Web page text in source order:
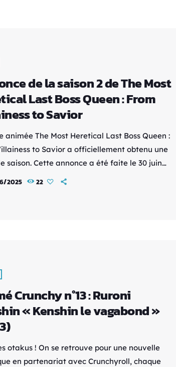
de la saison 2 de The Most
Last Boss Queen : From
to Savior
animée The Most Heretical Last Boss Queen :
to Savior a officiellement obtenu une
saison. Cette annonce a été faite le 30 juin
le site officiel de l’anime, ravissant ainsi les
2025 22
Crunchy n°13 : Ruroni
« Kenshin le vagabond »
otakus ! On se retrouve pour une nouvelle
en partenariat avec Crunchyroll, chaque